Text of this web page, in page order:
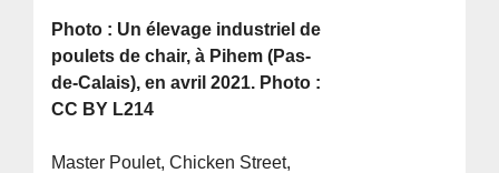
Photo : Un élevage industriel de
poulets de chair, à Pihem (Pas-
de-Calais), en avril 2021. Photo :
CC BY L214
Master Poulet, Chicken Street,